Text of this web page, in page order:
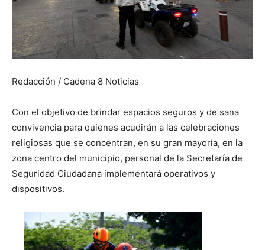
Redacción / Cadena 8 Noticias
Con el objetivo de brindar espacios seguros y de sana
convivencia para quienes acudirán a las celebraciones
religiosas que se concentran, en su gran mayoría, en la
zona centro del municipio, personal de la Secretaría de
Seguridad Ciudadana implementará operativos y
dispositivos.